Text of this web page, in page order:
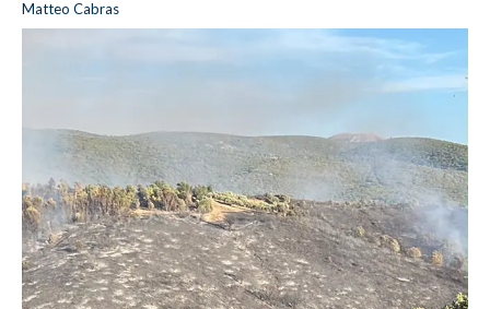
Matteo Cabras